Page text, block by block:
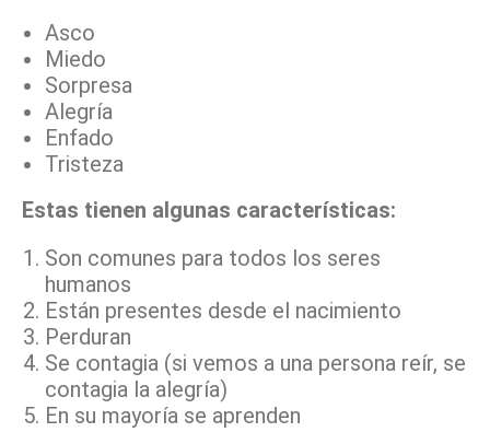
Asco
Miedo
Sorpresa
Alegría
Enfado
Tristeza
Estas tienen algunas características:
Son comunes para todos los seres
humanos
Están presentes desde el nacimiento
Perduran
Se contagia (si vemos a una persona reír, se
contagia la alegría)
En su mayoría se aprenden